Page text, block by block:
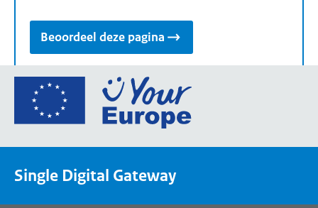
Beoordeel deze pagina
Ga
de
Single Digital Gateway